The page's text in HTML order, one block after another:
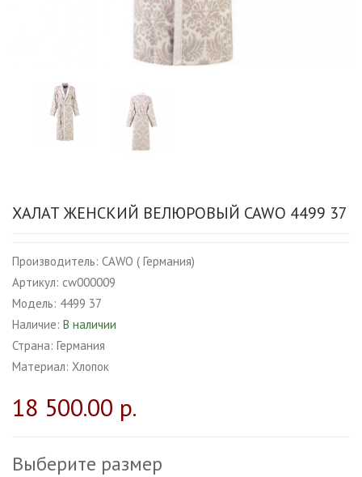
ХАЛАТ ЖЕНСКИЙ ВЕЛЮРОВЫЙ CAWO 4499 37
Производитель: CAWO ( Германия)
Артикул: cw000009
Модель: 4499 37
Наличие: В наличии
Страна: Германия
Материал: Хлопок
18 500.00 р.
Выберите размер